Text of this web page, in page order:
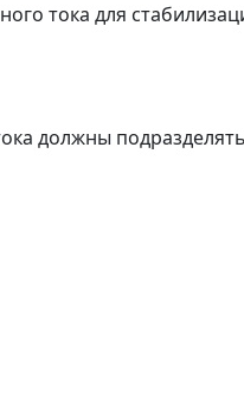
тока для
должны